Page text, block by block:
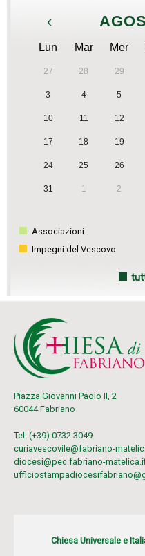
‹
Lun Mar Mer
27 28 29
3 4 5
10 11 12
17 18 19
24 25 26
31 1 2
Associazioni
Impegni del Vescovo
Piazza Giovanni Paolo II, 2
60044 Fabriano
Tel. (+39) 0732 3049
curiavescovile@fabriano-
diocesi@pec.fabriano-
Chiesa Universale e